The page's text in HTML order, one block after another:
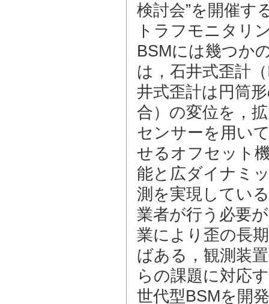
検討会”を開催す
トラフモニタリ
BSMには幾つか
は，石井式歪計
井式歪計は円筒
合）の変位を，
センサーを用い
せるオフセット
能と広ダイナミ
測を実現してい
業者が行う必要
業により歪の長
ばある，観測装
らの課題に対応
世代型BSMを開